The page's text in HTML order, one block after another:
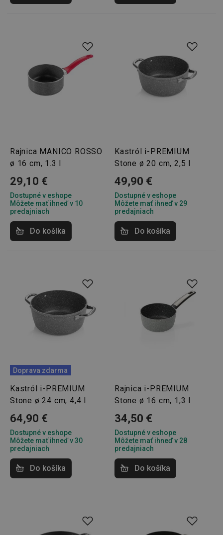
Rajnica MANICO ROSSO
ø 16 cm, 1.3 l
29,10 €
Dostupné v eshope
Môžete mať ihneď v 10
predajniach
Do košíka
Kastról i-PREMIUM
Stone ø 20 cm, 2,5 l
49,90 €
Dostupné v eshope
Môžete mať ihneď v 29
predajniach
Do košíka
Doprava zdarma
Kastról i-PREMIUM
Stone ø 24 cm, 4,4 l
64,90 €
Dostupné v eshope
Môžete mať ihneď v 30
predajniach
Do košíka
Rajnica i-PREMIUM
Stone ø 16 cm, 1,3 l
34,50 €
Dostupné v eshope
Môžete mať ihneď v 28
predajniach
Do košíka